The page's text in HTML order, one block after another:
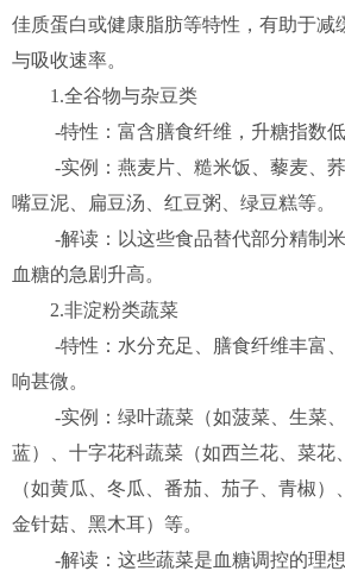
佳质蛋白或健康脂肪等特性，有助于减
与吸收速率。
1.全谷物与杂豆类
-特性：富含膳食纤维，升糖指数低
-实例：燕麦片、糙米饭、藜麦、
嘴豆泥、扁豆汤、红豆粥、绿豆糕等。
-解读：以这些食品替代部分精制
血糖的急剧升高。
2.非淀粉类蔬菜
-特性：水分充足、膳食纤维丰富
响甚微。
-实例：绿叶蔬菜（如菠菜、生菜
蓝）、十字花科蔬菜（如西兰花、菜花
（如黄瓜、冬瓜、番茄、茄子、青椒）
金针菇、黑木耳）等。
-解读：这些蔬菜是血糖调控的理